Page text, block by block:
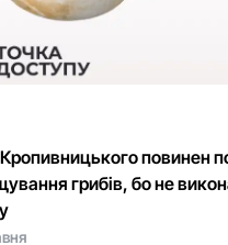
повинен
грибів, бо не